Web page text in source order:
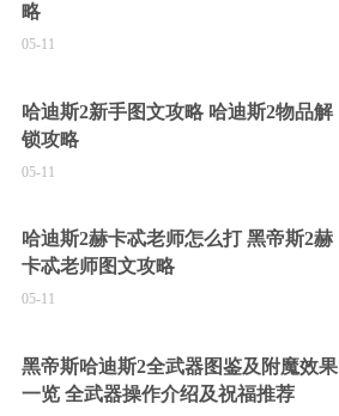
略
05-11
哈迪斯2新手图文攻略 哈迪斯2物品解
锁攻略
05-11
哈迪斯2赫卡忒老师怎么打 黑帝斯2赫
卡忒老师图文攻略
05-11
黑帝斯哈迪斯2全武器图鉴及附魔效果
一览 全武器操作介绍及祝福推荐